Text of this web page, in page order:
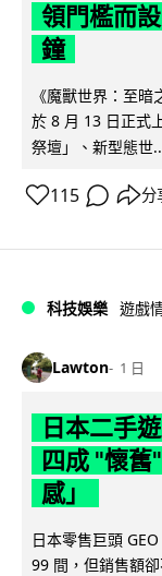
領門檻而
鐘
《魔獸世界：至
於 8 月 13 日正式
祭壇」、新型態世
115 分
科技娛樂 遊戲
Lawton 1 日
日本二手
四成 "懷舊
感」
日本零售巨頭
99 間，但銷售額